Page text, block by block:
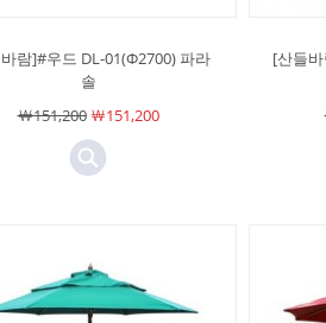
람]#우드 DL-01(Φ2700) 파라
솔
￦151,200￦151,200
[산들